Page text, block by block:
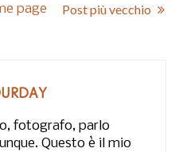
Post più vecchio
page
fotografo, parlo
Questo è il mio